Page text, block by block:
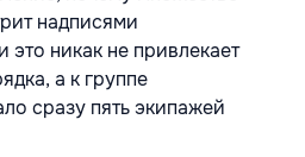
надписями
это никак не привлекает
а к группе
сразу пять экипажей